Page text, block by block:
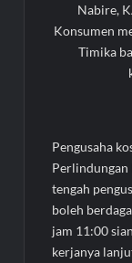
Nabire,
Konsumen
Timika
Pengusaha
Perlindungan
tengah
boleh
jam 11:00
kerjanya